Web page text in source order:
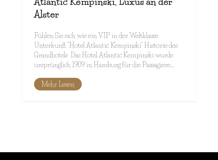
Alster
Fühlen Sie sich wie ein VIP in der Weltklasse
Unterkunft "Hotel Atlantic Kempinski" Historie des
Grandhotels Das Hotel Atlantic Kempinski wurde
ursprünglich 1909 in Hamburg für die Passagiere…
Mehr Lesen